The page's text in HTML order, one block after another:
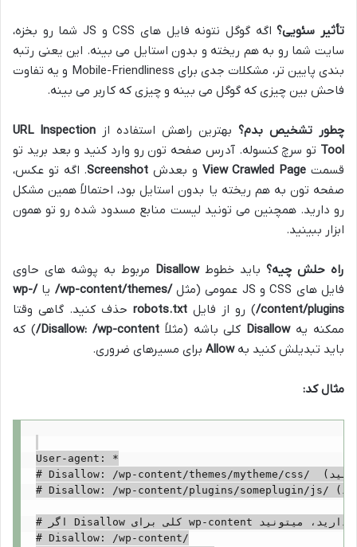
تأثیر سئویی؟
اگه گوگل نتونه فایل های CSS و JS شما رو بخزه،
سایت شما رو به هم ریخته و بدون استایل می بینه. این یعنی رتبه
بندی پایین تر، مشکلات جدی برای Mobile-Friendliness و یه تفاوت
فاحش بین چیزی که گوگل می بینه و چیزی که کاربر می بینه.
چطور تشخیص بدم؟بهترین راهش استفاده ازURL Inspection
Tool تو سرچ کنسوله. آدرس صفحه تون رو وارد کنید و بعد برید تو
قسمت View Crawled Page و بعدش Screenshot. اگه تو عکس،
صفحه تون به هم ریخته یا بدون استایل بود، احتمالاً همین مشکل
رو دارید. همچنین می تونید لیست منابع مسدود شده رو تو همون
ابزار ببینید.
راه حلش چیه؟ باید خطوطDisallow مربوط به پوشه های حاوی
فایل های CSS و JS عمومی (مثل
/wp-content/themes/ یا /wp-
content/plugins/ ) رو از فایل robots.txt حذف کنید. گاهی وقتا
ممکنه یهDisallow کلی باشه (مثلاًDisallow: /wp-content/ ) که
باید تبدیلش کنید بهAllow برای مسیرهای ضروری.
مثال کد:
User-agent: *
# Disallow: /wp-content/themes/mytheme/css/  (این خط رو حذف کنید)
# Disallow: /wp-content/plugins/someplugin/js/ (این خط رو حذف کنید)
# اگر Disallow کلی برای wp-content دارید، میتونید Allow برای بخش های ضروری اضافه کنید:
# Disallow: /wp-content/